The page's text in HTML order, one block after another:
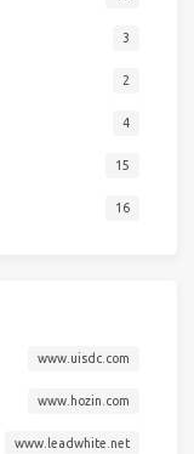
3
2
4
15
16
www.uisdc.com
www.hozin.com
www.leadwhite.net